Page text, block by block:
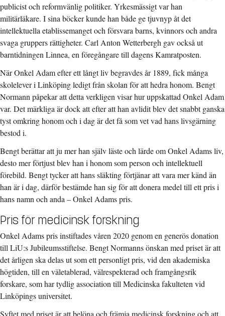
publicist och reformvänlig politiker. Yrkesmässigt var han
militärläkare. I sina böcker kunde han både ge tjuvnyp åt det
intellektuella etablissemanget och försvara barns, kvinnors och andra
svaga gruppers rättigheter. Carl Anton Wetterbergh gav också ut
barntidningen Linnea, en föregångare till dagens Kamratposten.
När Onkel Adam efter ett långt liv begravdes år 1889, fick många
skolelever i Linköping ledigt från skolan för att hedra honom. Bengt
Normann påpekar att detta verkligen visar hur uppskattad Onkel Adam
var. Det märkliga är dock att efter att han avlidit blev det snabbt ganska
tyst omkring honom och i dag är det få som vet vad hans livsgärning
bestod i.
Bengt berättar att ju mer han själv läste och lärde om Onkel Adams liv,
desto mer förtjust blev han i honom som person och intellektuell
förebild. Bengt tycker att hans släkting förtjänar att vara mer känd än
han är i dag, därför bestämde han sig för att donera medel till ett pris i
hans namn och anda – Onkel Adams pris.
Pris för medicinsk forskning
Onkel Adams prisinstiftades våren 2020 genom en generös donation
till LiU:s Jubileumsstiftelse. Bengt Normanns önskan med priset är att
det årligen ska delas ut som ett personligt pris, vid den akademiska
högtiden, till en väletablerad, välrespekterad och framgångsrik
forskare, som har tydlig association till Medicinska fakulteten vid
Linköpings universitet.
Syftet med priset är att belöna och främja medicinsk forskning och att